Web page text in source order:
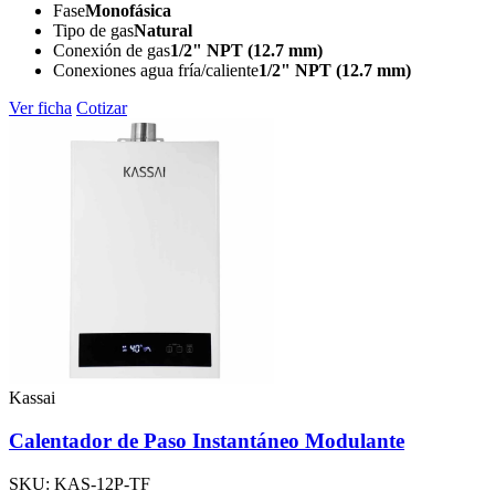
FaseMonofásica
Tipo de gasNatural
Conexión de gas1/2" NPT (12.7 mm)
Conexiones agua fría/caliente1/2" NPT (12.7 mm)
Ver ficha Cotizar
Kassai
Calentador de Paso Instantáneo Modulante
SKU: KAS-12P-TF